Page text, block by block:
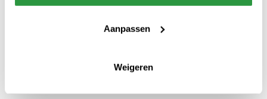
Aanpassen
Weigeren
dat ter nagedachtenis is aan alle
Rotterdammers die tijdens de Tweede
voor bevrijding. Hier wordt dan ook elk jaar